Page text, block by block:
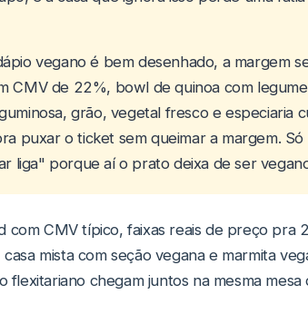
vegano é bem desenhado, a margem
CMV de 22%, bowl de quinoa com
grão, vegetal fresco e especiaria
puxar o ticket sem queimar a margem.
liga" porque aí o prato deixa de ser
com CMV típico, faixas reais de preço pra
mista com seção vegana e marmita
flexitariano chegam juntos na mesma mesa